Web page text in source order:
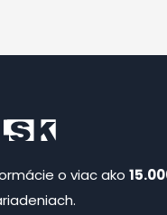
o viac ako